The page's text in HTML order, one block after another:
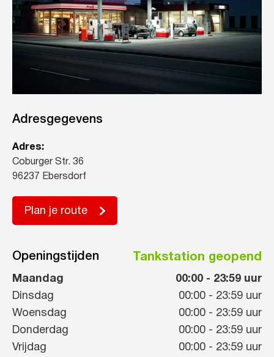
Adresgegevens
Adres:
Coburger Str. 36
96237 Ebersdorf
Plan je route
Openingstijden Tankstation geopend
Maandag 00:00 - 23:59 uur
Dinsdag
00:00 - 23:59 uur
Woensdag
00:00 - 23:59 uur
Donderdag
00:00 - 23:59 uur
Vrijdag
00:00 - 23:59 uur